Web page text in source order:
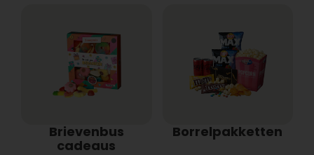
Brievenbus
cadeaus
Borrelpakketten